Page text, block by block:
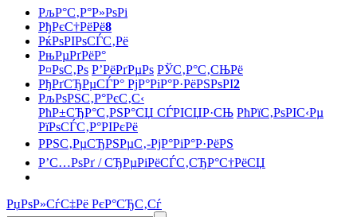
РљР°С‚Р°Р»РѕРі
РђРєС†РёРё8
РќРѕРІРѕСЃС‚Рё
РњРµРґРёР°
Р¤РѕС‚Рѕ Р’РёРґРµРѕ РЎС‚Р°С‚СЊРё
РђРґСЂРµСЃР° РјР°РіР°Р·РёРЅРѕРІ2
РљРѕРЅС‚Р°РєС‚С‹
РћР±СЂР°С‚РЅР°СЏ СЃРІСЏР·СЊ РћРїС‚РѕРІС‹Рµ
РїРѕСЃС‚Р°РІРєРё
РРЅС‚РµСЂРЅРµС‚-РјР°РіР°Р·РёРЅ
Р’С…РѕРґ / СЂРµРіРёСЃС‚СЂР°С†РёСЏ
РџРѕР»СѓС‡Рё РєР°СЂС‚Сѓ